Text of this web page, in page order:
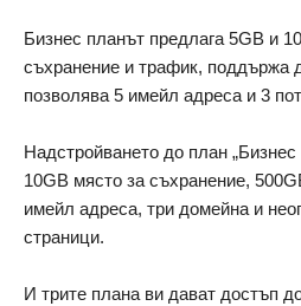
Бизнес планът предлага 5GB и
съхранение и трафик, поддържа
позволява 5 имейл адреса и 3
Надстройването до план
10GB място за съхранение,
имейл адреса, три домейна и
страници.
И трите плана ви дават достъп